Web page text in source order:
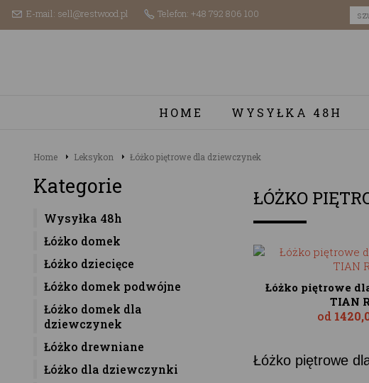
E-mail: sell@restwood.pl Telefon: +48 792 806 100
HOME WYSYŁKA 48H
Home Leksykon Łóżko piętrowe dla dziewczynek
Kategorie
Wysyłka 48h
Łóżko domek
Łóżko dziecięce
Łóżko domek podwójne
Łóżko domek dla
dziewczynek
Łóżko drewniane
Łóżko dla dziewczynki
ŁÓŻKO
Łóżko piętrowe
TIAN
od
Łóżko piętrowe